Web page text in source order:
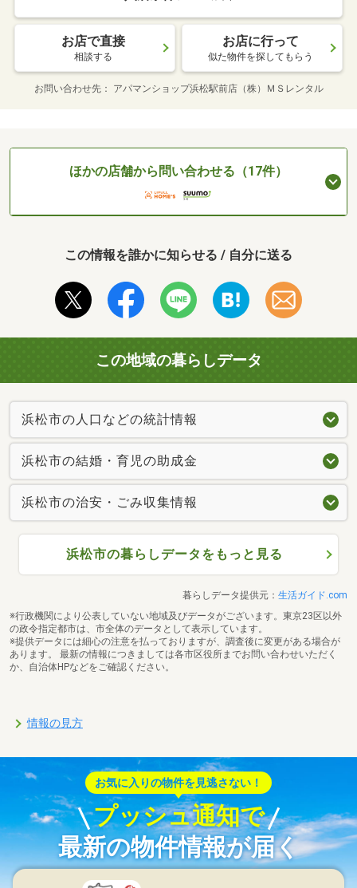
お店で直接
相談する
お店に行って
似た物件を探してもらう
お問い合わせ先 アパマンショップ浜松駅前店（株）ＭＳレンタル
ほかの店舗から問い合わせる（17件）
この情報を誰かに知らせる / 自分に送る
この地域の暮らしデータ
浜松市の人口などの統計情報
浜松市の結婚・育児の助成金
浜松市の治安・ごみ収集情報
浜松市の暮らしデータをもっと見る
暮らしデータ提供元： 生活ガイド.com
※行政機関により公表していない地域及びデータがございます。東京23区以外
の政令指定都市は、市全体のデータとして表示しています。
※提供データには細心の注意を払っておりますが、調査後に変更がある場合が
あります。 最新の情報につきましては各市区役所までお問い合わせいただく
か、自治体HPなどをご確認ください。
情報の見方
お気に入りの物件を見逃さない！
プッシュ通知で
最新の物件情報が届く